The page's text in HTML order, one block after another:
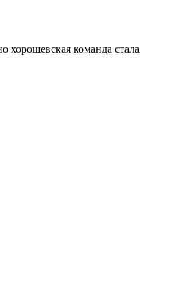
команда стала